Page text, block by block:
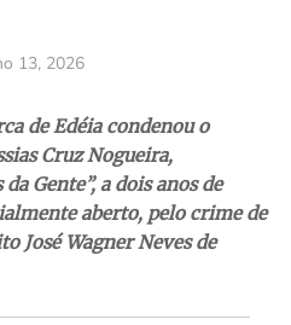
13, 2026
de Edéia condenou o
Cruz Nogueira,
Gente”, a dois anos de
aberto, pelo crime de
José Wagner Neves de